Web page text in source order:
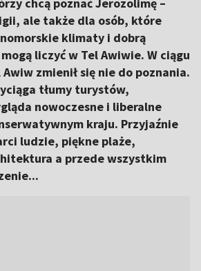
ale także dla osób, które
klimaty i dobrą
liczyć w Tel Awiwie. W ciągu
zmienił się nie do poznania.
tłumy turystów,
nowoczesne i liberalne
kraju. Przyjaźnie
ludzie, piękne plaże,
a przede wszystkim